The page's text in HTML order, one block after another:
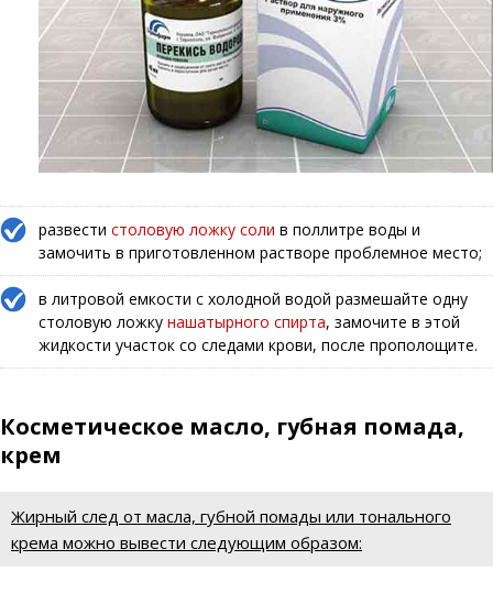
развести столовую ложку соли в поллитре воды и
замочить в приготовленном растворе проблемное место;
в литровой емкости с холодной водой размешайте одну
столовую ложку нашатырного спирта, замочите в этой
жидкости участок со следами крови, после прополощите.
Косметическое масло, губная помада,
крем
Жирный след от масла, губной помады или тонального
крема можно вывести следующим образом: